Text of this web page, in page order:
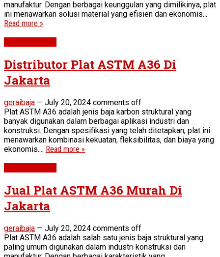
manufaktur. Dengan berbagai keunggulan yang dimilikinya, plat
ini menawarkan solusi material yang efisien dan ekonomis...
Read more »
Distributor Plat ASTM A36 Di
Jakarta
geraibaja — July 20, 2024 comments off
Plat ASTM A36 adalah jenis baja karbon struktural yang
banyak digunakan dalam berbagai aplikasi industri dan
konstruksi. Dengan spesifikasi yang telah ditetapkan, plat ini
menawarkan kombinasi kekuatan, fleksibilitas, dan biaya yang
ekonomis.... Read more »
Jual Plat ASTM A36 Murah Di
Jakarta
geraibaja — July 20, 2024 comments off
Plat ASTM A36 adalah salah satu jenis baja struktural yang
paling umum digunakan dalam industri konstruksi dan